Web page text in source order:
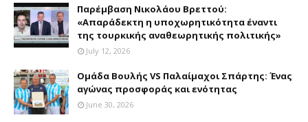
Παρέμβαση Nικολάου Bρεττού:
«Aπαράδεκτη η υποχωρητικότητα έναντι
της τουρκικής αναθεωρητικής πολιτικής»
July 12, 2026
Ομάδα Βουλής VS Παλαίμαχοι Σπάρτης: Ένας
αγώνας προσφοράς και ενότητας
June 30, 2026